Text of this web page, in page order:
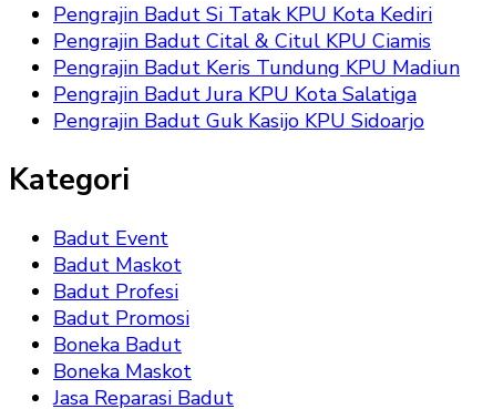
Pengrajin Badut Si Tatak KPU Kota Kediri
Pengrajin Badut Cital & Citul KPU Ciamis
Pengrajin Badut Keris Tundung KPU Madiun
Pengrajin Badut Jura KPU Kota Salatiga
Pengrajin Badut Guk Kasijo KPU Sidoarjo
Kategori
Badut Event
Badut Maskot
Badut Profesi
Badut Promosi
Boneka Badut
Boneka Maskot
Jasa Reparasi Badut